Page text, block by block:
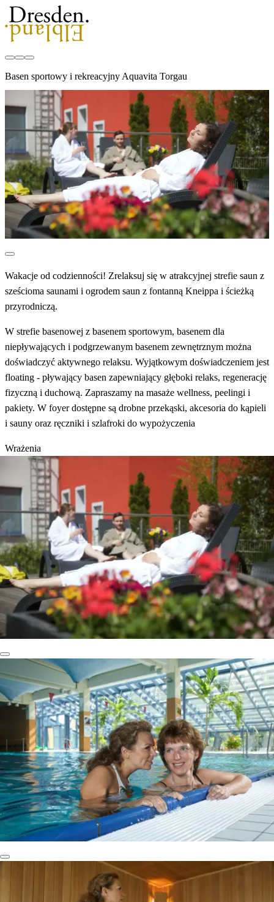
Basen sportowy i rekreacyjny Aquavita Torgau
Wakacje od codzienności! Zrelaksuj się w atrakcyjnej strefie saun z
sześcioma saunami i ogrodem saun z fontanną Kneippa i ścieżką
przyrodniczą.
W strefie basenowej z basenem sportowym, basenem dla
niepływających i podgrzewanym basenem zewnętrznym można
doświadczyć aktywnego relaksu. Wyjątkowym doświadczeniem jest
floating - pływający basen zapewniający głęboki relaks, regenerację
fizyczną i duchową. Zapraszamy na masaże wellness, peelingi i
pakiety. W foyer dostępne są drobne przekąski, akcesoria do kąpieli
i sauny oraz ręczniki i szlafroki do wypożyczenia
Wrażenia